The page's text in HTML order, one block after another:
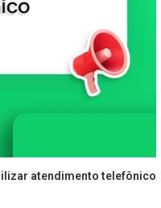
atendimento telefônico